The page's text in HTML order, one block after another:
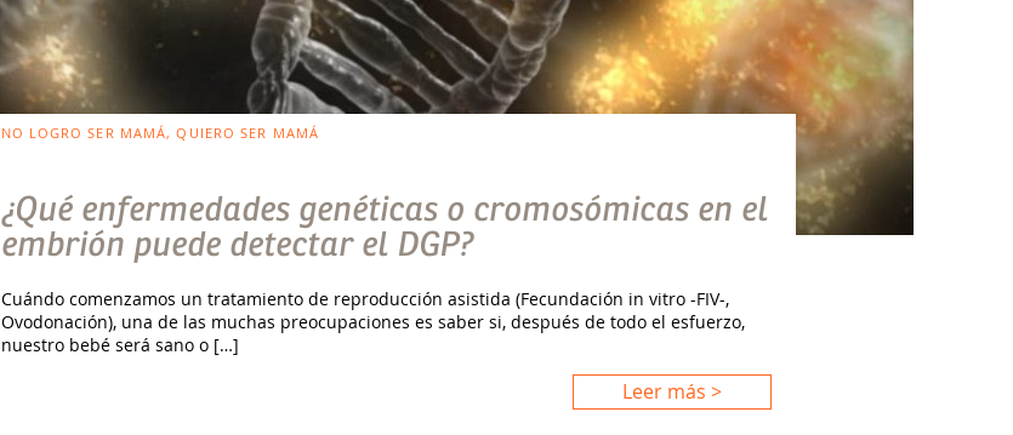
NO LOGRO SER MAMÁ, QUIERO SER MAMÁ
¿Qué enfermedades genéticas o cromosómicas en el
embrión puede detectar el DGP?
Cuándo comenzamos un tratamiento de reproducción asistida (Fecundación in vitro -FIV-,
Ovodonación), una de las muchas preocupaciones es saber si, después de todo el esfuerzo,
nuestro bebé será sano o […]
Leer más >